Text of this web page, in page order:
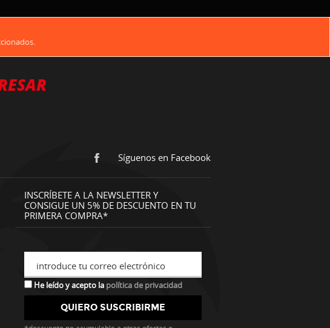
Síguenos en Facebook
INSCRÍBETE A LA NEWSLETTER Y
CONSIGUE UN 5% DE DESCUENTO EN TU
PRIMERA COMPRA*
introduce tu correo electrónico
He leído y acepto la política de privacidad